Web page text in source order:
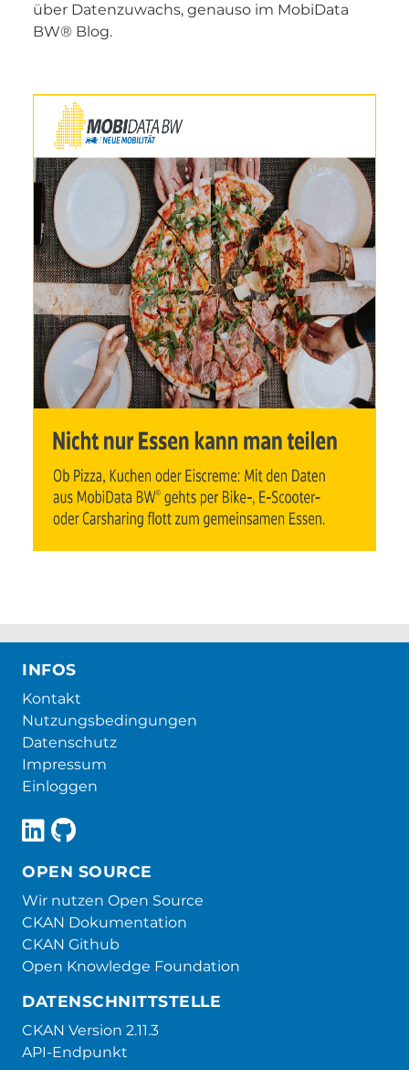
über Datenzuwachs, genauso im MobiData
BW® Blog.
INFOS
Kontakt
Nutzungsbedingungen
Datenschutz
Impressum
Einloggen
OPEN SOURCE
Wir nutzen Open Source
CKAN Dokumentation
CKAN Github
Open Knowledge Foundation
DATENSCHNITTSTELLE
CKAN Version 2.11.3
API-Endpunkt